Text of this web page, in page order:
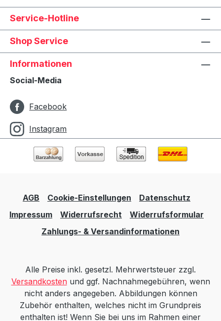
Service-Hotline
Shop Service
Informationen
Social-Media
Facebook
Instagram
AGB Cookie-Einstellungen
Datenschutz
Impressum
Widerrufsrecht
Widerrufsformular
Zahlungs- & Versandinformationen
Alle Preise inkl. gesetzl. Mehrwertsteuer zzgl.
Versandkostenund ggf. Nachnahmegebühren, wenn
nicht anders angegeben. Abbildungen können
Zubehör enthalten, welches nicht im Grundpreis
enthalten ist! Wenn Sie bei uns im Rahmen einer